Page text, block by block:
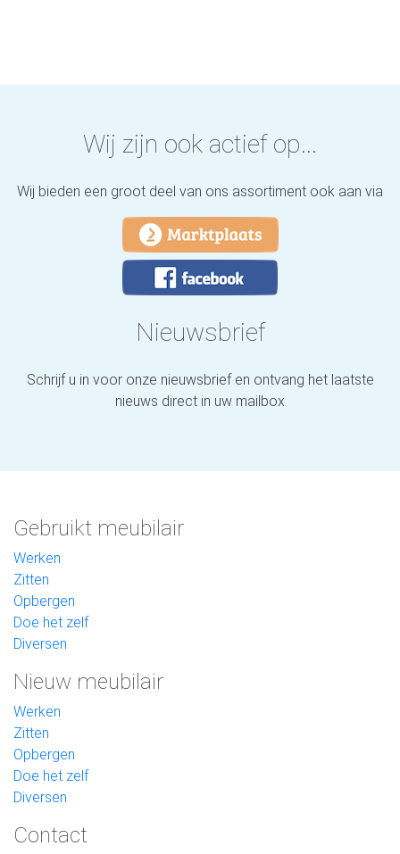
Wij zijn ook actief op...
Wij bieden een groot deel van ons assortiment ook aan via
Nieuwsbrief
Schrijf u in voor onze nieuwsbrief en ontvang het laatste
nieuws direct in uw mailbox
Gebruikt meubilair
Werken
Zitten
Opbergen
Doe het zelf
Diversen
Nieuw meubilair
Werken
Zitten
Opbergen
Doe het zelf
Diversen
Contact